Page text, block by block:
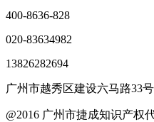
400-8636-828
020-83634982
13826282694
广州市越秀区建设六马路33
@2016 广州市捷成知识产权